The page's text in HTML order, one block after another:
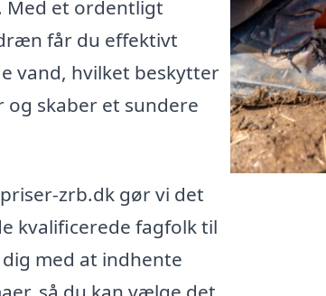
Med et ordentligt
får du effektivt
vand, hvilket beskytter
og skaber et sundere
zrb.dk gør vi det
kvalificerede fagfolk til
med at indhente